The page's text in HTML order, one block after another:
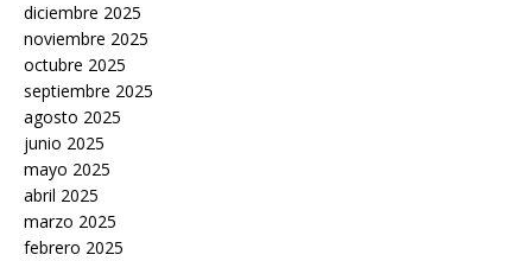
diciembre 2025
noviembre 2025
octubre 2025
septiembre 2025
agosto 2025
junio 2025
mayo 2025
abril 2025
marzo 2025
febrero 2025